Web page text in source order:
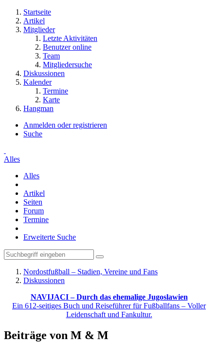
Startseite
Artikel
Mitglieder
Letzte Aktivitäten
Benutzer online
Team
Mitgliedersuche
Diskussionen
Kalender
Termine
Karte
Hangman
Anmelden oder registrieren
Suche
Alles
Alles
Artikel
Seiten
Forum
Termine
Erweiterte Suche
Nordostfußball – Stadien, Vereine und Fans
Diskussionen
NAVIJACI – Durch das ehemalige Jugoslawien
Ein 612-seitiges Buch und Reiseführer für Fußballfans – Voller
Leidenschaft und Fankultur.
Beiträge von M & M